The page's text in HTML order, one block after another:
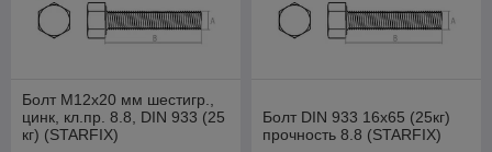
Болт М12х20 мм шестигр.,
цинк, кл.пр. 8.8, DIN 933 (25
кг) (STARFIX)
Болт DIN 933 16х65 (25кг)
прочность 8.8 (STARFIX)